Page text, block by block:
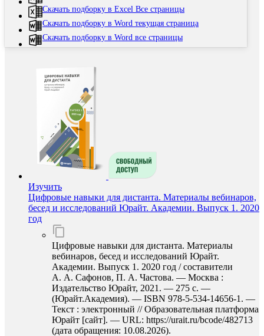
Скачать подборку в Excel Все страницы
Скачать подборку в Word текущая страница
Скачать подборку в Word все страницы
Изучить
Цифровые навыки для дистанта. Материалы вебинаров,
бесед и исследований Юрайт. Академии. Выпуск 1. 2020
год
Цифровые навыки для дистанта. Материалы
вебинаров, бесед и исследований Юрайт.
Академии. Выпуск 1. 2020 год / составители
А. А. Сафонов, П. А. Частова. — Москва :
Издательство Юрайт, 2021. — 275 с. —
(Юрайт.Академия). — ISBN 978-5-534-14656-1. —
Текст : электронный // Образовательная платформа
Юрайт [сайт]. — URL: https://urait.ru/bcode/482713
(дата обращения: 10.08.2026).